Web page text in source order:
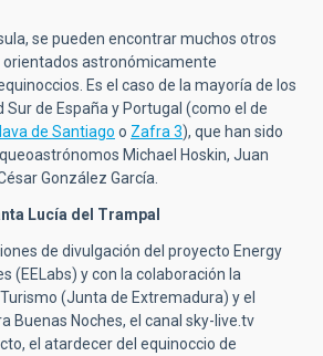
se pueden encontrar muchos otros
astronómicamente
Es el caso de la mayoría de los
de España y Portugal (como el de
de Santiago o Zafra 3), que han sido
Michael Hoskin, Juan
González García.
Lucía del Trampal
de divulgación del proyecto Energy
(EELabs) y con la colaboración la
(Junta de Extremadura) y el
Buenas Noches, el canal sky-live.tv
el atardecer del equinoccio de